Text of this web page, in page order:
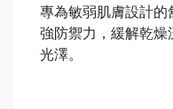
專為敏弱肌膚設計的
強防禦力，緩解乾燥
光澤。